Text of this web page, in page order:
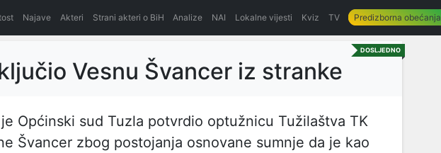
Najave Akteri Strani akteri o BiH Analize NAI Lokalne vijesti Kviz TV Predizborna obećanja
DOSLJEDNO
Vesnu Švancer iz stranke
Općinski sud Tuzla potvrdio optužnicu Tužilaštva TK
Švancer zbog postojanja osnovane sumnje da je kao